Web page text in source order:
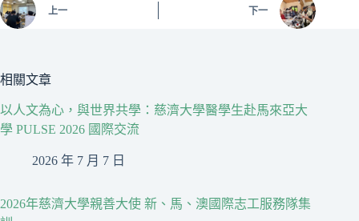
上一 下一
相關文章
以人文為心，與世界共學：慈濟大學醫學生赴馬來亞大
學 PULSE 2026 國際交流
2026 年 7 月 7 日
2026年慈濟大學親善大使 新、馬、澳國際志工服務隊集